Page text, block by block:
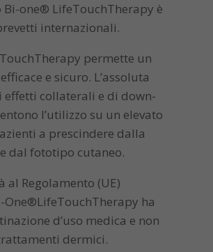
one® LifeTouchTherapy è
internazionali.
permette un
e sicuro. L’assoluta
effetti collaterali e di down-
l’utilizzo su un elevato
a prescindere dalla
dal fototipo cutaneo.
al Regolamento (UE)
One®LifeTouchTherapy ha
d’uso medica e non
dermici.